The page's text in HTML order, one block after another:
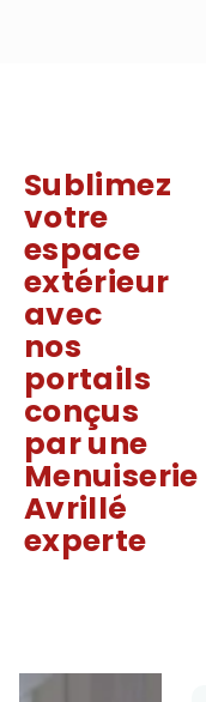
Sublimez
votre
espace
extérieur
avec
nos
portails
conçus
par une
Menuiserie
Avrillé
experte